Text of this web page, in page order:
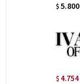
$ 5.800
$ 4.754